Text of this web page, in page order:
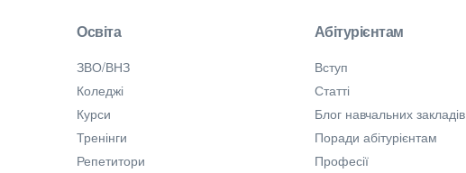
Освіта
ЗВО/ВНЗ
Коледжі
Курси
Тренінги
Репетитори
Абітурієнтам
Вступ
Статті
Блог навчальних закладів
Поради абітурієнтам
Професії